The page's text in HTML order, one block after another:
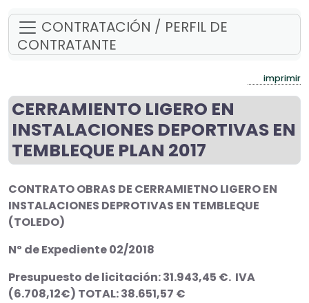
CONTRATACIÓN / PERFIL DE
CONTRATANTE
imprimir
CERRAMIENTO LIGERO EN
INSTALACIONES DEPORTIVAS EN
TEMBLEQUE PLAN 2017
CONTRATO OBRAS DE CERRAMIETNO LIGERO EN
INSTALACIONES DEPROTIVAS EN TEMBLEQUE
(TOLEDO)
Nº de Expediente 02/2018
Presupuesto de licitación: 31.943,45 €. IVA
(6.708,12€) TOTAL: 38.651,57 €